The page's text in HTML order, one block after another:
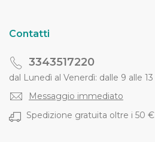
Contatti
3343517220
dal Lunedì al Venerdì: dalle 9 alle 13
Messaggio immediato
Spedizione gratuita oltre i 50 €